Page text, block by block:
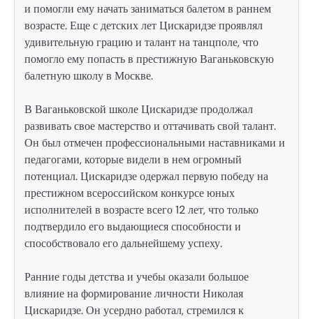
и помогли ему начать заниматься балетом в раннем
возрасте. Еще с детских лет Цискаридзе проявлял
удивительную грацию и талант на танцполе, что
помогло ему попасть в престижную Ваганьковскую
балетную школу в Москве.
В Ваганьковской школе Цискаридзе продолжал
развивать свое мастерство и оттачивать свой талант.
Он был отмечен профессиональными наставниками и
педагогами, которые видели в нем огромный
потенциал. Цискаридзе одержал первую победу на
престижном всероссийском конкурсе юных
исполнителей в возрасте всего 12 лет, что только
подтвердило его выдающиеся способности и
способствовало его дальнейшему успеху.
Ранние годы детства и учебы оказали большое
влияние на формирование личности Николая
Цискаридзе. Он усердно работал, стремился к